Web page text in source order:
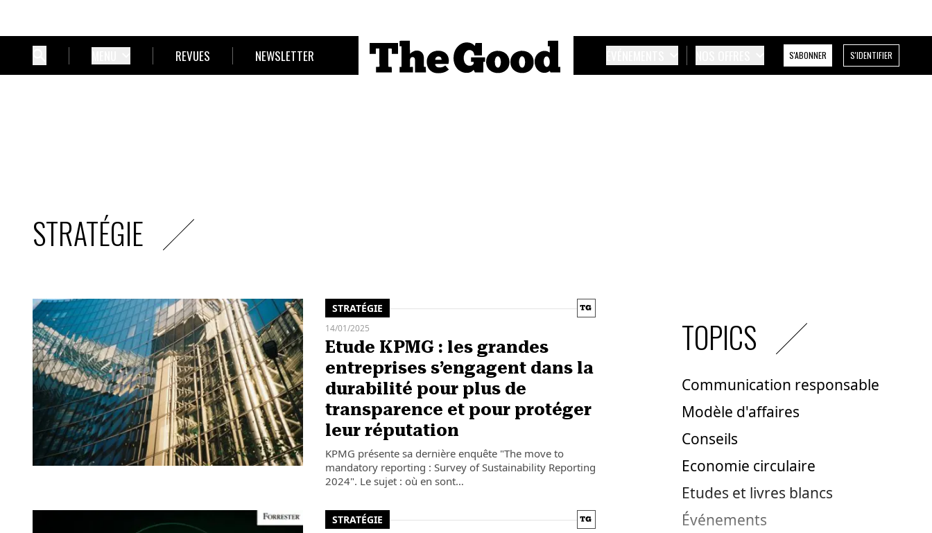
REVUES NEWSLETTER S'ABONNER S'IDENTIFIER
STRATÉGIE
STRATÉGIE
14/01/2025
Etude KPMG : les grandes
entreprises s’engagent dans la
durabilité pour plus de
transparence et pour protéger
leur réputation
KPMG présente sa dernière enquête "The move to
mandatory reporting : Survey of Sustainability Reporting
2024". Le sujet : où en sont…
STRATÉGIE
TOPICS
Communication responsable
Modèle d'affaires
Conseils
Economie circulaire
Etudes et livres blancs
Événements